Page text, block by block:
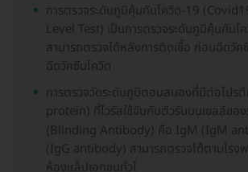
การตรวจระดับภูมิคุ้มกันโควิด-19
Level Test) เป็นการตรวจระดับภูมิคุ้มกันโ
สามารถตรวจได้หลังการติดเชื้อ ก่อนฉีดวัค
ฉีดวัคซีนโควิด
การตรวจวัดระดับภูมิตอบสนองที่มีต่อโปร
protein) ที่ไวรัสใช้จับกับตัวรับบนเซลล์ของ
(ฺBlinding Antibody) คือ IgM (IgM
(IgG antibody) สามารถตรวจได้ตามโรง
ห้องแล็ปเอกชนทั่วไ